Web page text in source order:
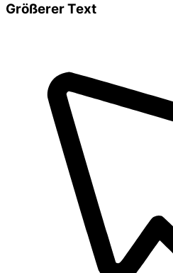
Größerer Text